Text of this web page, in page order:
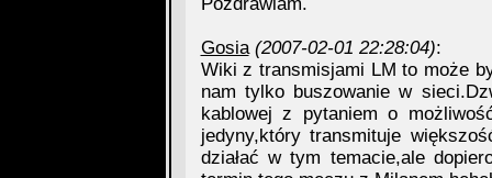
Gosia (2007-02-01 22:28:04):
Wiki z transmisjami LM to może
nam tylko buszowanie w
kablowej z pytaniem o
jedyny,który transmituje
działać w tym temacie,ale